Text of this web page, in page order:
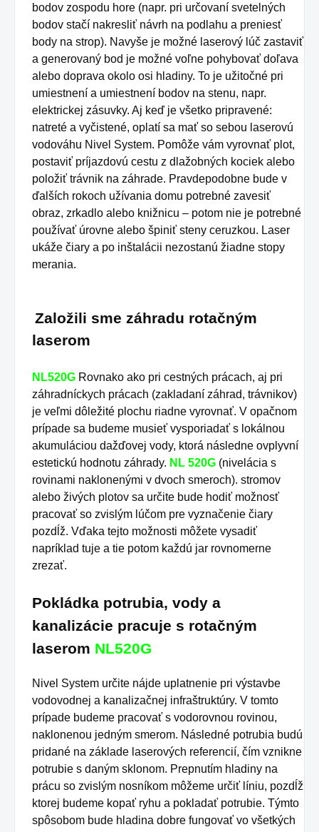
bodov zospodu hore (napr. pri určovaní svetelných
bodov stačí nakresliť návrh na podlahu a preniesť
body na strop). Navyše je možné laserový lúč zastaviť
a generovaný bod je možné voľne pohybovať doľava
alebo doprava okolo osi hladiny. To je užitočné pri
umiestnení a umiestnení bodov na stenu, napr.
elektrickej zásuvky. Aj keď je všetko pripravené:
natreté a vyčistené, oplatí sa mať so sebou laserovú
vodováhu Nivel System. Pomôže vám vyrovnať plot,
postaviť príjazdovú cestu z dlažobných kociek alebo
položiť trávnik na záhrade. Pravdepodobne bude v
ďalších rokoch užívania domu potrebné zavesiť
obraz, zrkadlo alebo knižnicu – potom nie je potrebné
používať úrovne alebo špiniť steny ceruzkou. Laser
ukáže čiary a po inštalácii nezostanú žiadne stopy
merania.
Založili sme záhradu rotačným
laserom
NL520G Rovnako ako pri cestných prácach, aj pri
záhradníckych prácach (zakladaní záhrad, trávnikov)
je veľmi dôležité plochu riadne vyrovnať. V opačnom
prípade sa budeme musieť vysporiadať s lokálnou
akumuláciou dažďovej vody, ktorá následne ovplyvní
estetickú hodnotu záhrady. NL 520G (nivelácia s
rovinami naklonenými v dvoch smeroch). stromov
alebo živých plotov sa určite bude hodiť možnosť
pracovať so zvislým lúčom pre vyznačenie čiary
pozdĺž. Vďaka tejto možnosti môžete vysadiť
napríklad tuje a tie potom každú jar rovnomerne
zrezať.
Pokládka potrubia, vody a
kanalizácie pracuje s rotačným
laserom NL520G
Nivel System určite nájde uplatnenie pri výstavbe
vodovodnej a kanalizačnej infraštruktúry. V tomto
prípade budeme pracovať s vodorovnou rovinou,
naklonenou jedným smerom. Následné potrubia budú
pridané na základe laserových referencií, čím vznikne
potrubie s daným sklonom. Prepnutím hladiny na
prácu so zvislým nosníkom môžeme určiť líniu, pozdĺž
ktorej budeme kopať ryhu a pokladať potrubie. Týmto
spôsobom bude hladina dobre fungovať vo všetkých